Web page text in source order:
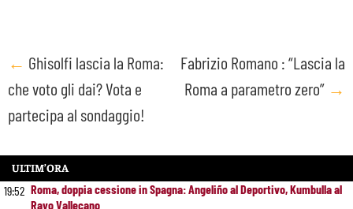
Post
navigation
← Ghisolfi lascia la Roma:
che voto gli dai? Vota e
partecipa al sondaggio!
Fabrizio Romano : “Lascia la
Roma a parametro zero” →
ULTIM’ORA
19:52 Roma, doppia cessione in Spagna: Angeliño al Deportivo, Kumbulla al
Rayo Vallecano